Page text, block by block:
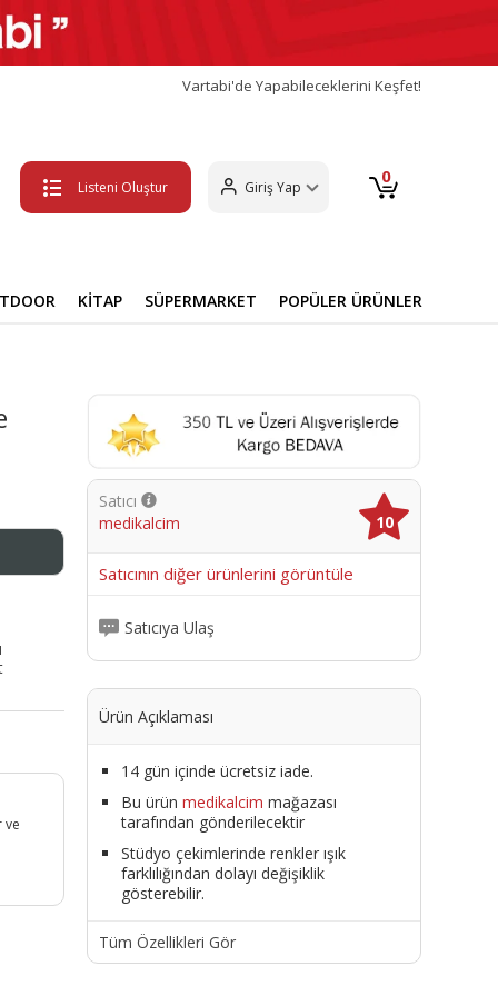
Vartabi'de Yapabileceklerini Keşfet!
Listeni Oluştur Giriş Yap 0
KİTAP SÜPERMARKET POPÜLER ÜRÜNLER
ve
Satıcı
medikalcim
10
Satıcının diğer ürünlerini görüntüle
Satıcıya Ulaş
Ürün Açıklaması
14 gün içinde ücretsiz iade.
Bu ürün medikalcim mağazası
tarafından gönderilecektir
Stüdyo çekimlerinde renkler ışık
farklılığından dolayı değişiklik
gösterebilir.
Tüm Özellikleri Gör